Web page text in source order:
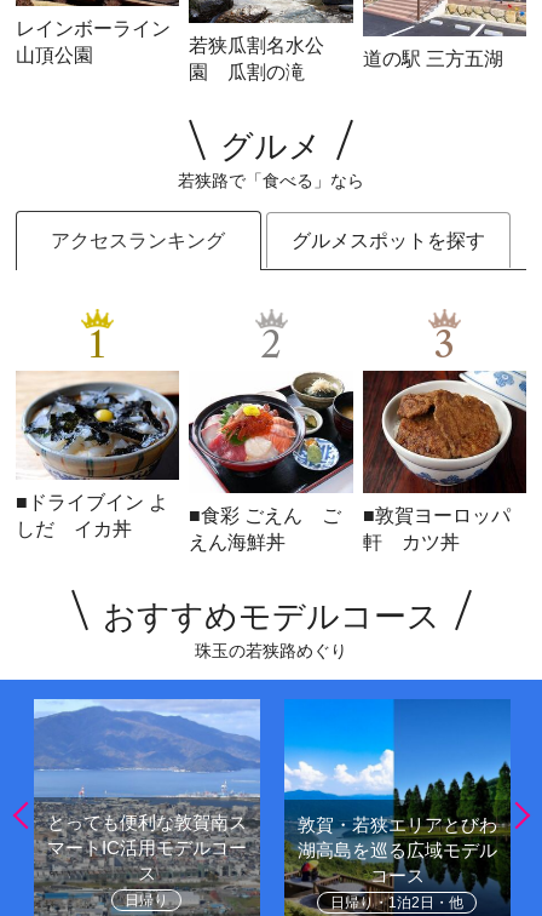
レインボーライン
山頂公園
若狭瓜割名水公
園 瓜割の滝
道の駅 三方五湖
グルメ
若狭路で「食べる」なら
アクセスランキング グルメスポットを探す
1
■ドライブイン よ
しだ イカ丼
2
■食彩 ごえん ご
えん海鮮丼
3
■敦賀ヨーロッパ
軒 カツ丼
おすすめモデルコース
珠玉の若狭路めぐり
とっても便利な敦賀南ス
マートIC活用モデルコー
ス
日帰り
敦賀・若狭エリアとびわ
湖高島を巡る広域モデル
コース
日帰り・1泊2日・他